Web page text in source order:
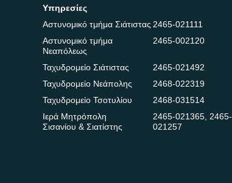
Υπηρεσίες
Αστυνομικό τμήμα Σιάτιστας2465-021111
Αστυνομικό τμήμα
Νεαπόλεως
2465-002120
Ταχυδρομείο Σιάτιστας
2465-021492
Ταχυδρομείο Νεάπολης
2468-022319
Ταχυδρομείο Τσοτυλίου
2468-031514
Ιερά Μητρόπολη
Σισανίου & Σιατίστης
2465-021365,2465-
021257